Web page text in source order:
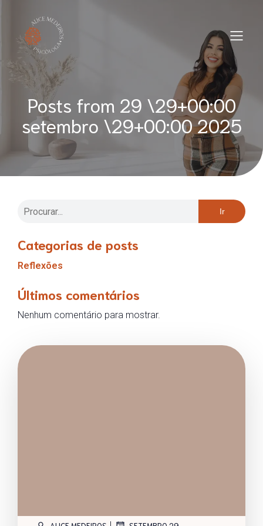
Posts from 29 \29+00:00
setembro \29+00:00 2025
Ir
Categorias de posts
Reflexões
Últimos comentários
Nenhum comentário para mostrar.